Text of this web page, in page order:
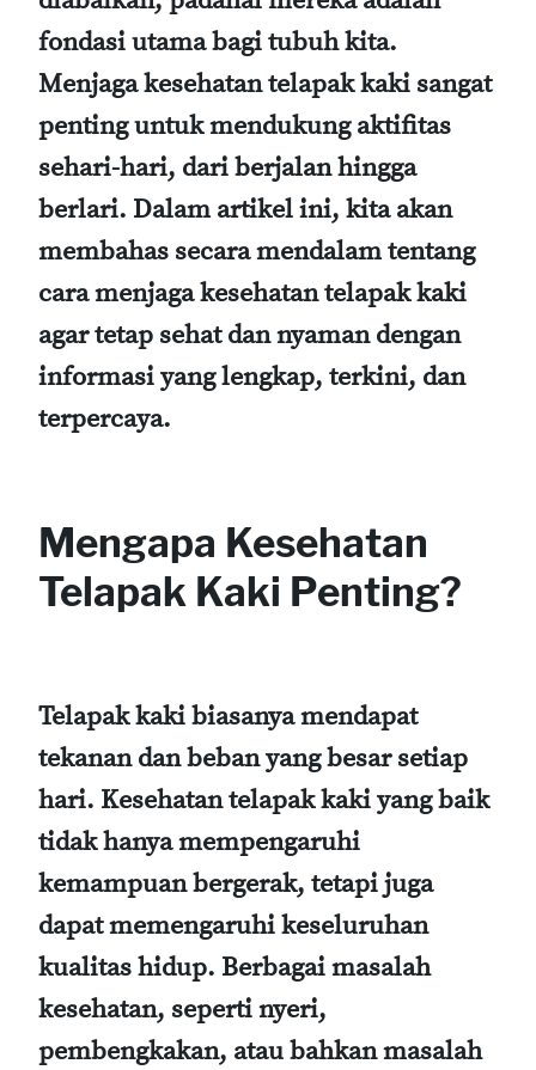
fondasi utama bagi tubuh kita.
Menjaga kesehatan telapak kaki sangat
penting untuk mendukung aktifitas
sehari-hari, dari berjalan hingga
berlari. Dalam artikel ini, kita akan
membahas secara mendalam tentang
cara menjaga kesehatan telapak kaki
agar tetap sehat dan nyaman dengan
informasi yang lengkap, terkini, dan
terpercaya.
Mengapa Kesehatan
Telapak Kaki Penting?
Telapak kaki biasanya mendapat
tekanan dan beban yang besar setiap
hari. Kesehatan telapak kaki yang baik
tidak hanya mempengaruhi
kemampuan bergerak, tetapi juga
dapat memengaruhi keseluruhan
kualitas hidup. Berbagai masalah
kesehatan, seperti nyeri,
pembengkakan, atau bahkan masalah